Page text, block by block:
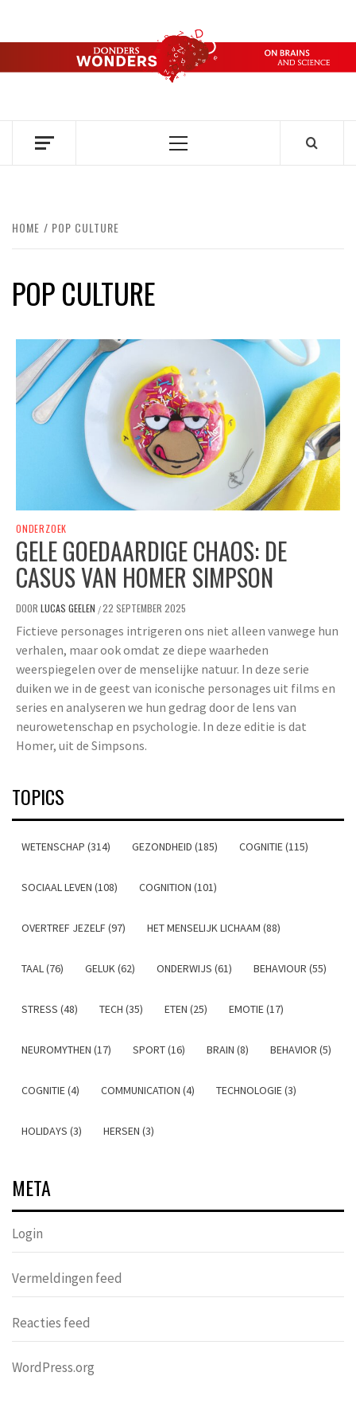
de
DONDERS
OVER HERSENEN EN WETENSCHAP // ON BRAINS AND
Primair
HOME POP CULTURE
POP CULTURE
ONDERZOEK
GELE GOEDAARDIGE CHAOS: DE
CASUS VAN HOMER SIMPSON
DOOR LUCAS GEELEN /22 SEPTEMBER 2025
Fictieve personages intrigeren ons niet alleen vanwege hun
verhalen, maar ook omdat ze diepe waarheden
weerspiegelen over de menselijke natuur. In deze serie
duiken we in de geest van iconische personages uit films en
series en analyseren we hun gedrag door de lens van
neurowetenschap en psychologie. In deze editie is dat
Homer, uit de Simpsons.
TOPICS
WETENSCHAP (314) GEZONDHEID (185) COGNITIE (115)
SOCIAAL LEVEN (108) COGNITION (101)
OVERTREF JEZELF (97) HET MENSELIJK LICHAAM (88)
TAAL (76) GELUK (62) ONDERWIJS (61) BEHAVIOUR (55)
STRESS (48) TECH (35) ETEN (25) EMOTIE (17)
NEUROMYTHEN (17) SPORT (16) BRAIN (8) BEHAVIOR (5)
COGNITIE (4) COMMUNICATION (4) TECHNOLOGIE (3)
HOLIDAYS (3) HERSEN (3)
META
Login
Vermeldingen feed
Reacties feed
WordPress.org